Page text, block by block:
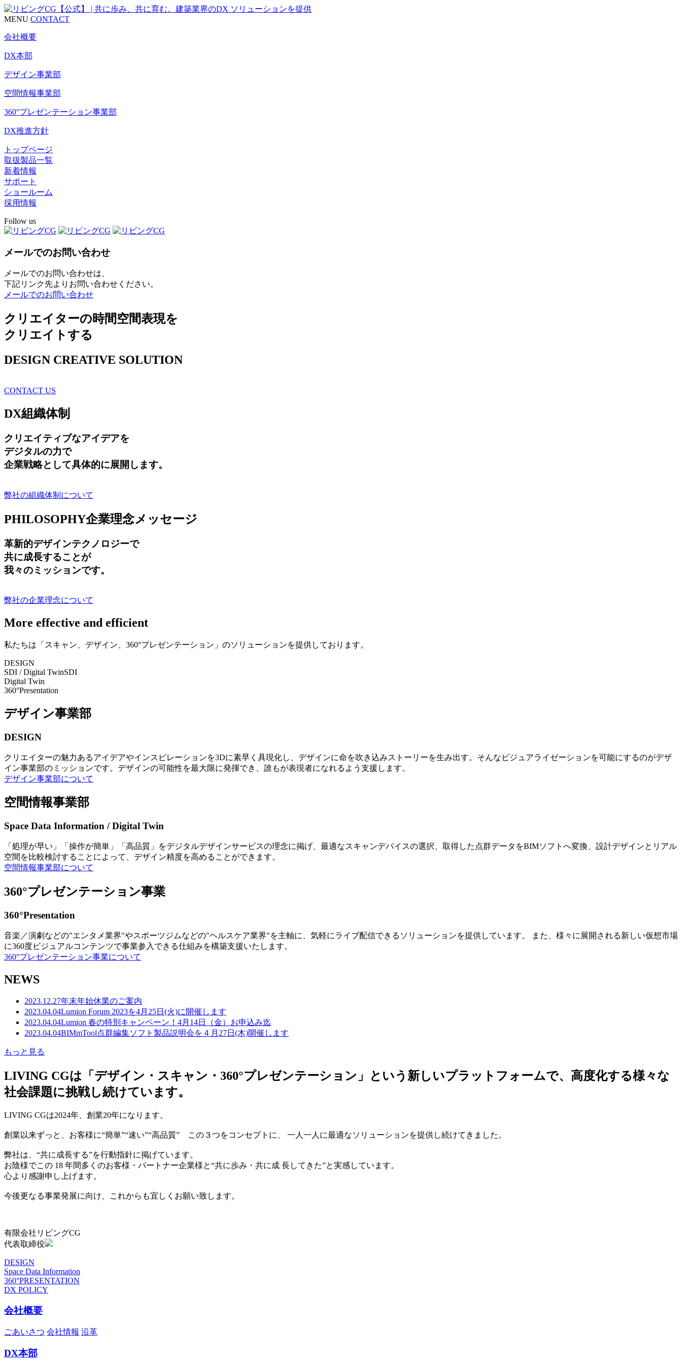
MENU CONTACT
会社概要
DX本部
デザイン事業部
空間情報事業部
360°プレゼンテーション事業部
DX推進方針
トップページ
取扱製品一覧
新着情報
サポート
ショールーム
採用情報
Follow us
メールでのお問い合わせ
メールでのお問い合わせは、
下記リンク先よりお問い合わせください。
メールでのお問い合わせ
クリエイターの時間空間表現を
クリエイトする
DESIGN CREATIVE SOLUTION
CONTACT US
DX組織体制
クリエイティブなアイデアを
デジタルの力で
企業戦略として具体的に展開します。
弊社の組織体制について
PHILOSOPHY企業理念メッセージ
革新的デザインテクノロジーで
共に成長することが
我々のミッションです。
弊社の企業理念について
More effective and efficient
私たちは「スキャン、デザイン、360°プレゼンテーション」のソリューションを提供しております。
DESIGN
SDI / Digital TwinSDI
Digital Twin
360°Presentation
デザイン事業部
DESIGN
クリエイターの魅力あるアイデアやインスピレーションを3Dに素早く具現化し、デザインに命を吹き込みストーリーを生み出す。そんなビジュアライゼーションを可能にするのがデザ
イン事業部のミッションです。デザインの可能性を最大限に発揮でき、誰もが表現者になれるよう支援します。
デザイン事業部について
空間情報事業部
Space Data Information / Digital Twin
「処理が早い」「操作が簡単」「高品質」をデジタルデザインサービスの理念に掲げ、最適なスキャンデバイスの選択、取得した点群データをBIMソフトへ変換、設計デザインとリアル
空間を比較検討することによって、デザイン精度を高めることができます。
空間情報事業部について
360°プレゼンテーション事業
360°Presentation
音楽／演劇などの"エンタメ業界"やスポーツジムなどの"ヘルスケア業界"を主軸に、気軽にライブ配信できるソリューションを提供しています。 また、様々に展開される新しい仮想市場
に360度ビジュアルコンテンツで事業参入できる仕組みを構築支援いたします。
360°プレゼンテーション事業について
NEWS
2023.12.27年末年始休業のご案内
2023.04.04Lumion Forum 2023を4月25日(火)に開催します
2023.04.04Lumion 春の特別キャンペーン！4月14日（金）お申込み迄
2023.04.04BIMmTool点群編集ソフト製品説明会を４月27日(木)開催します
もっと見る
LIVING CGは「デザイン・スキャン・360°プレゼンテーション」という新しいプラットフォームで、高度化する様々な
社会課題に挑戦し続けています。
LIVING CGは2024年、創業20年になります。
創業以来ずっと、お客様に“簡単”“速い”“高品質” この３つをコンセプトに、 一人一人に最適なソリューションを提供し続けてきました。
弊社は、“共に成長する”を行動指針に掲げています。
お陰様でこの 18 年間多くのお客様・パートナー企業様と“共に歩み・共に成 長してきた”と実感しています。
心より感謝申し上げます。
今後更なる事業発展に向け、これからも宜しくお願い致します。
有限会社リビングCG
代表取締役
DESIGN
Space Data Information
360°PRESENTATION
DX POLICY
会社概要
ごあいさつ 会社情報 沿革
DX本部